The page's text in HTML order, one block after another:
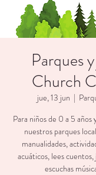
Parques
Church
jue, 13 jun
  |
Para niños de 0 a 5 años
nuestros parques
manualidades,
acuáticos, lees
escuchas